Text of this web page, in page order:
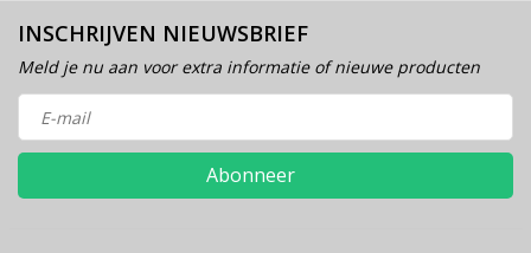
INSCHRIJVEN NIEUWSBRIEF
Meld je nu aan voor extra informatie of nieuwe producten
Abonneer